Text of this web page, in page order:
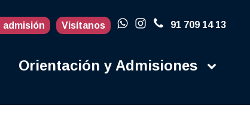
admisión Visítanos 91 709 14 13
Orientación y Admisiones